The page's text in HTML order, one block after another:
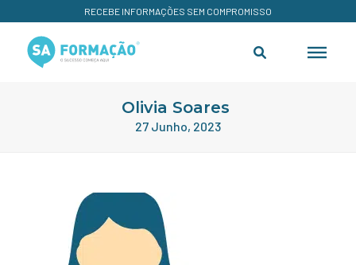
RECEBE INFORMAÇÕES SEM COMPROMISSO
Olivia Soares
27 Junho, 2023